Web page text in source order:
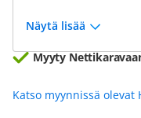
Näytä lisää
Myyty
Katso myynnissä olevat